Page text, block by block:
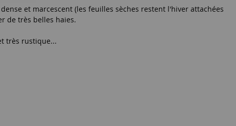
et marcescent (les feuilles sèches restent l'hiver attachées
de très belles haies.
très rustique...